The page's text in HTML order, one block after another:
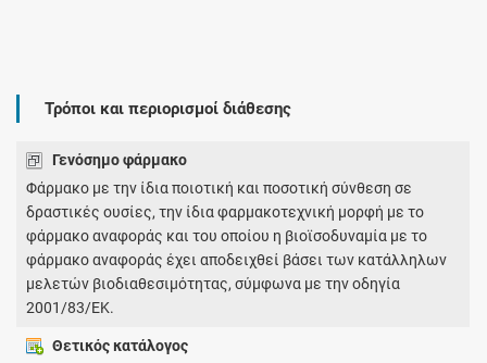
Τρόποι και περιορισμοί διάθεσης
Γενόσημο φάρμακο
Φάρμακο με την ίδια ποιοτική και ποσοτική σύνθεση σε
δραστικές ουσίες, την ίδια φαρμακοτεχνική μορφή με το
φάρμακο αναφοράς και του οποίου η βιοϊσοδυναμία με το
φάρμακο αναφοράς έχει αποδειχθεί βάσει των κατάλληλων
μελετών βιοδιαθεσιμότητας, σύμφωνα με την οδηγία
2001/83/ΕΚ.
Θετικός κατάλογος